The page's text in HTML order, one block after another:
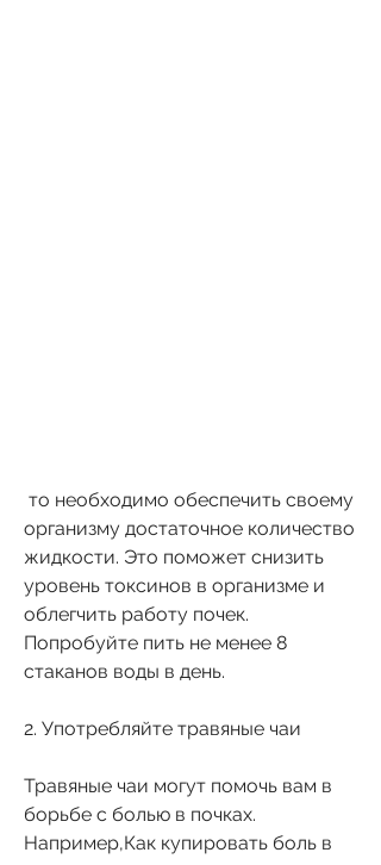
организму достаточное количество
жидкости. Это поможет снизить
уровень токсинов в организме и
облегчить работу почек.
Попробуйте пить не менее 8
стаканов воды в день.
2. Употребляйте травяные чаи
Травяные чаи могут помочь вам в
борьбе с болью в почках.
Например,Как купировать боль в